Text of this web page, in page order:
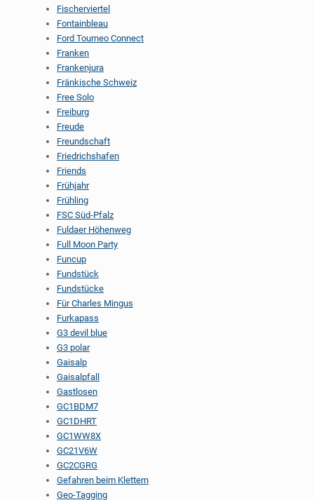
Fischerviertel
Fontainbleau
Ford Tourneo Connect
Franken
Frankenjura
Fränkische Schweiz
Free Solo
Freiburg
Freude
Freundschaft
Friedrichshafen
Friends
Frühjahr
Frühling
FSC Süd-Pfalz
Fuldaer Höhenweg
Full Moon Party
Funcup
Fundstück
Fundstücke
Für Charles Mingus
Furkapass
G3 devil blue
G3 polar
Gaisalp
Gaisalpfall
Gastlosen
GC1BDM7
GC1DHRT
GC1WW8X
GC21V6W
GC2CGRG
Gefahren beim Klettern
Geo-Tagging